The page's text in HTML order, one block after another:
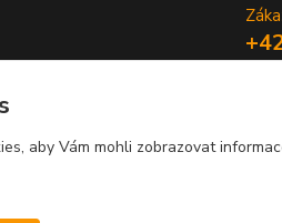
aby Vám mohli zobrazovat